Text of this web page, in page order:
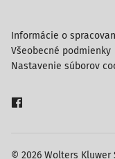
© 2026 Wolters Kluwer
Informácie o
Všeobecné podmienky
Nastavenie súborov